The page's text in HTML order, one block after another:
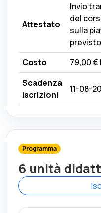
Attestato
Invio
del
sulla
Costo
79,00 €
Scadenza
iscrizioni
11-08-
Programma
6 unità